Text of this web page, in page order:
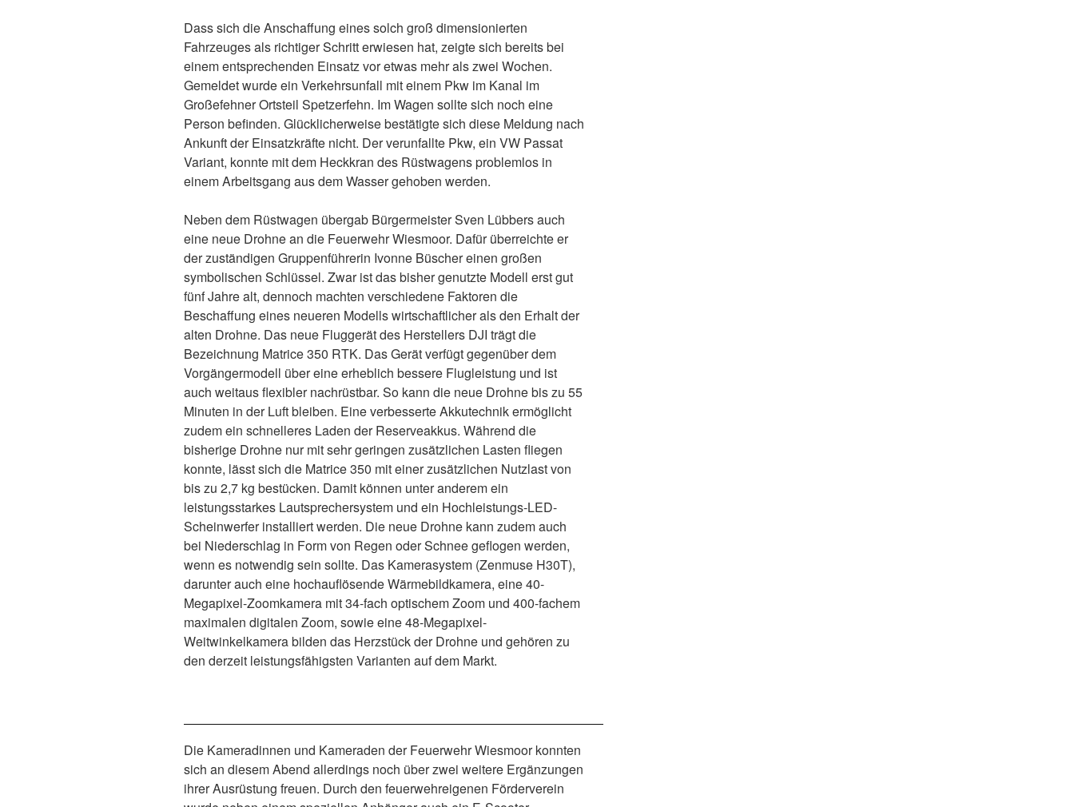
Dass sich die Anschaffung eines solch groß dimensionierten
Fahrzeuges als richtiger Schritt erwiesen hat, zeigte sich bereits bei
einem entsprechenden Einsatz vor etwas mehr als zwei Wochen.
Gemeldet wurde ein Verkehrsunfall mit einem Pkw im Kanal im
Großefehner Ortsteil Spetzerfehn. Im Wagen sollte sich noch eine
Person befinden. Glücklicherweise bestätigte sich diese Meldung nach
Ankunft der Einsatzkräfte nicht. Der verunfallte Pkw, ein VW Passat
Variant, konnte mit dem Heckkran des Rüstwagens problemlos in
einem Arbeitsgang aus dem Wasser gehoben werden.
Neben dem Rüstwagen übergab Bürgermeister Sven Lübbers auch
eine neue Drohne an die Feuerwehr Wiesmoor. Dafür überreichte er
der zuständigen Gruppenführerin Ivonne Büscher einen großen
symbolischen Schlüssel. Zwar ist das bisher genutzte Modell erst gut
fünf Jahre alt, dennoch machten verschiedene Faktoren die
Beschaffung eines neueren Modells wirtschaftlicher als den Erhalt der
alten Drohne. Das neue Fluggerät des Herstellers DJI trägt die
Bezeichnung Matrice 350 RTK. Das Gerät verfügt gegenüber dem
Vorgängermodell über eine erheblich bessere Flugleistung und ist
auch weitaus flexibler nachrüstbar. So kann die neue Drohne bis zu 55
Minuten in der Luft bleiben. Eine verbesserte Akkutechnik ermöglicht
zudem ein schnelleres Laden der Reserveakkus. Während die
bisherige Drohne nur mit sehr geringen zusätzlichen Lasten fliegen
konnte, lässt sich die Matrice 350 mit einer zusätzlichen Nutzlast von
bis zu 2,7 kg bestücken. Damit können unter anderem ein
leistungsstarkes Lautsprechersystem und ein Hochleistungs-LED-
Scheinwerfer installiert werden. Die neue Drohne kann zudem auch
bei Niederschlag in Form von Regen oder Schnee geflogen werden,
wenn es notwendig sein sollte. Das Kamerasystem (Zenmuse H30T),
darunter auch eine hochauflösende Wärmebildkamera, eine 40-
Megapixel-Zoomkamera mit 34-fach optischem Zoom und 400-fachem
maximalen digitalen Zoom, sowie eine 48-Megapixel-
Weitwinkelkamera bilden das Herzstück der Drohne und gehören zu
den derzeit leistungsfähigsten Varianten auf dem Markt.
Die Kameradinnen und Kameraden der Feuerwehr Wiesmoor konnten
sich an diesem Abend allerdings noch über zwei weitere Ergänzungen
ihrer Ausrüstung freuen. Durch den feuerwehreigenen Förderverein